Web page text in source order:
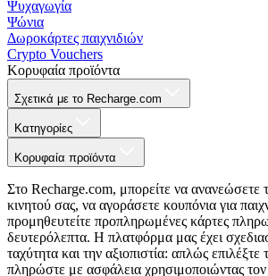
Ψυχαγωγία
Ψώνια
Δωροκάρτες παιχνιδιών
Crypto Vouchers
Κορυφαία προϊόντα
Σχετικά με το Recharge.com
Κατηγορίες
Κορυφαία προϊόντα
Στο Recharge.com, μπορείτε να ανανεώσετε
κινητού σας, να αγοράσετε κουπόνια για
προμηθευτείτε προπληρωμένες κάρτες
δευτερόλεπτα. Η πλατφόρμα μας έχει
ταχύτητα και την αξιοπιστία: απλώς επιλέξτε
πληρώστε με ασφάλεια χρησιμοποιώντας τον